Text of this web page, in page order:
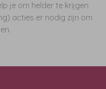
je om helder te krijgen
acties er nodig zijn om